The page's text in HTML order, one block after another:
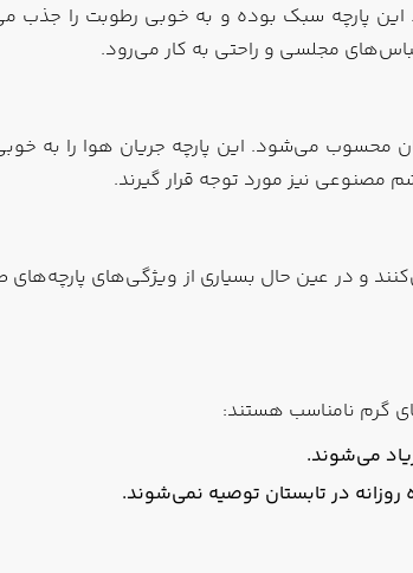
پارچه سبک بوده و به خوبی رطوبت را جذب
مجلسی و راحتی به کار می‌رود.
محسوب می‌شود. این پارچه جریان هوا را به
مصنوعی نیز مورد توجه قرار گیرند.
و در عین حال بسیاری از ویژگی‌های پارچه‌های
گرم نامناسب هستند:
می‌شوند.
روزانه در تابستان توصیه نمی‌شوند.